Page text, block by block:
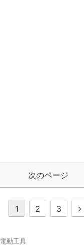
次のページ
1 2 3
電動工具